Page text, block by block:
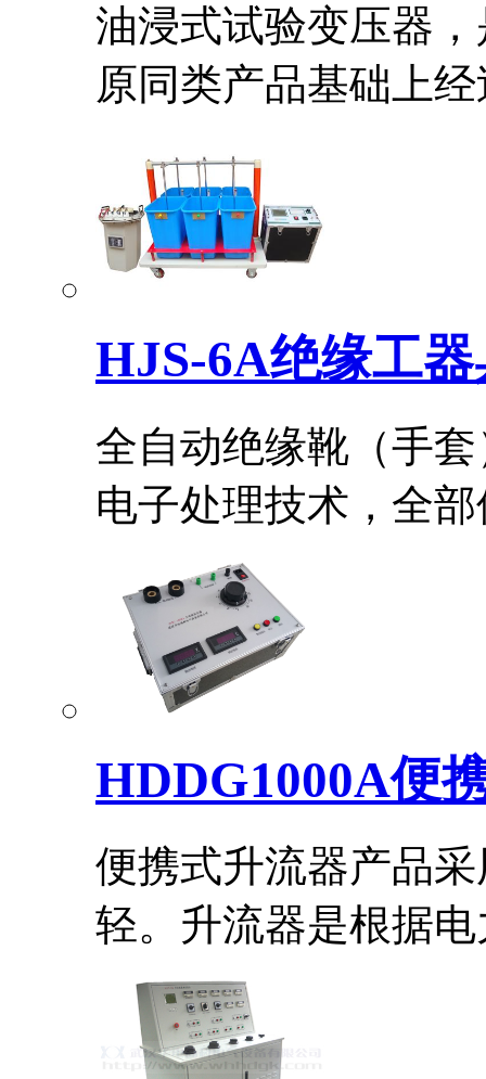
油浸式试验变压器
原同类产品基础上经
HJS-6A绝缘工
全自动绝缘靴（手
电子处理技术，全部
HDDG1000A便
便携式升流器产品
轻。升流器是根据电